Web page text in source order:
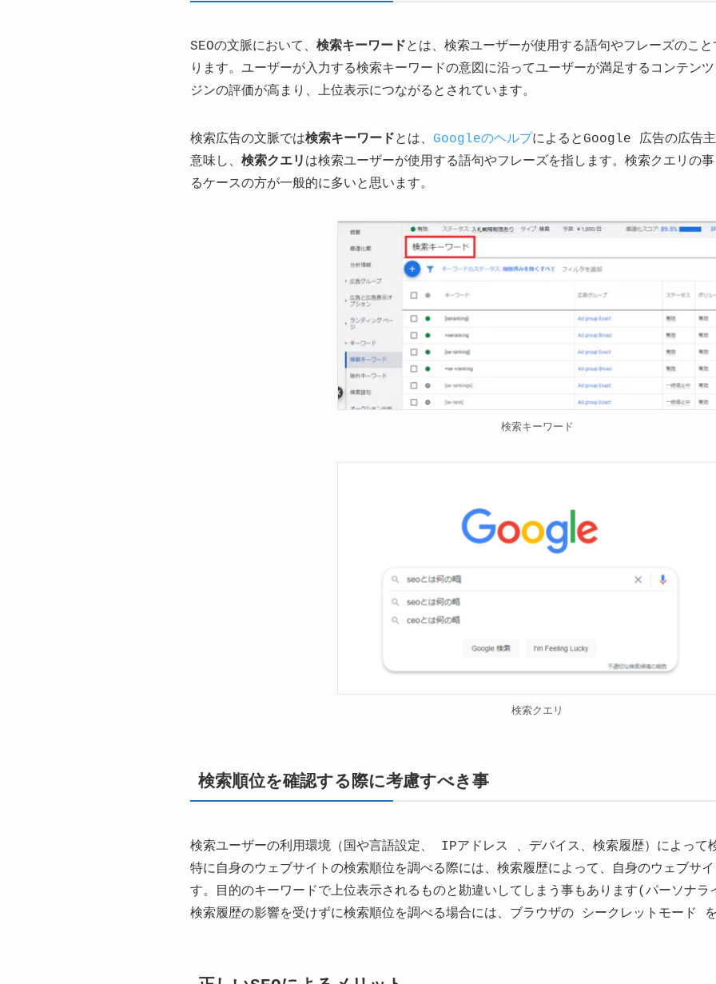
SEOの文脈において、 検索キーワード とは、検索ユーザーが使用する語句やフレーズのこ
ります。ユーザーが入力する検索キーワードの意図に沿ってユーザーが満足するコンテン
ジンの評価が高まり、上位表示につながるとされています。
検索広告の文脈では検索キーワード とは、 GoogleのヘルプによるとGoogle 広告の広告
意味し、 検索クエリ は検索ユーザーが使用する語句やフレーズを指します。検索クエリの
るケースの方が一般的に多いと思います。
検索キーワード
検索クエリ
検索順位を確認する際に考慮すべき事
検索ユーザーの利用環境（国や言語設定、 IPアドレス 、デバイス、検索履歴）によって
特に自身のウェブサイトの検索順位を調べる際には、検索履歴によって、自身のウェブサ
す。目的のキーワードで上位表示されるものと勘違いしてしまう事もあります(パーソナ
検索履歴の影響を受けずに検索順位を調べる場合には、ブラウザの シークレットモード